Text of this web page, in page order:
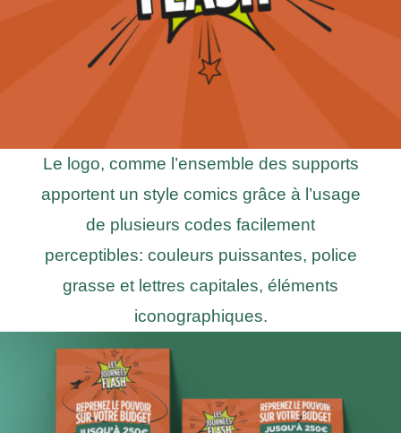
Le logo, comme l’ensemble des supports
apportent un style comics grâce à l’usage
de plusieurs codes facilement
perceptibles: couleurs puissantes, police
grasse et lettres capitales, éléments
iconographiques.